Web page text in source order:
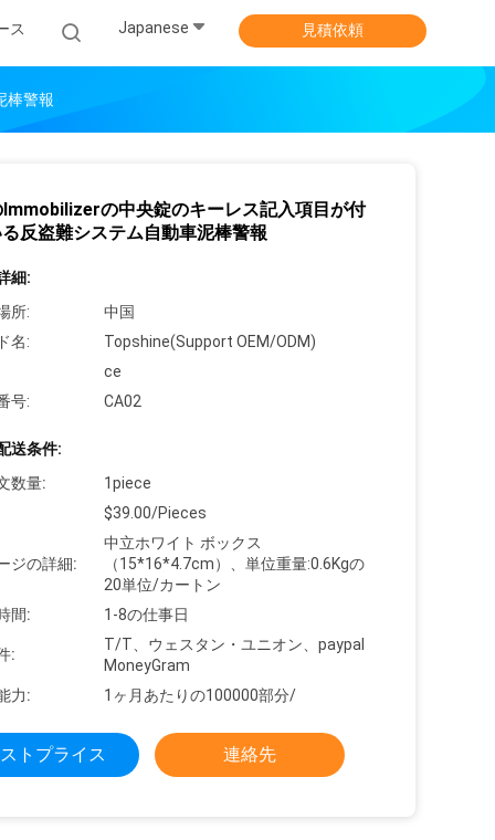
ス Japanese 見積依頼
棒警報
Immobilizerの中央錠のキーレス記入項目が付
反盗難システム自動車泥棒警報
細:
所:
中国
名:
Topshine(Support OEM/ODM)
ce
号:
CA02
送条件:
数量:
1piece
$39.00/Pieces
ジの詳細:
中立ホワイト ボックス
（15*16*4.7cm）、単位重量:0.6Kgの
20単位/カートン
間:
1-8の仕事日
:
T/T、ウェスタン・ユニオン、paypal
MoneyGram
力:
1ヶ月あたりの100000部分/
トプライス 連絡先